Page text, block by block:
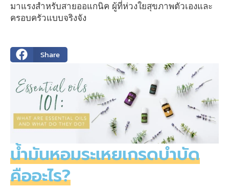
มาแรงสำหรับสายออแกนิค ผู้ที่ห่วงใยสุขภาพตัวเองและ
ครอบครัวแบบจริงจัง
Share
น้ำมันหอมระเหยเกรดบำบัด
คืออะไร?